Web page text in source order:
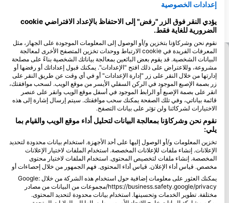
تنقسم المياه الضحلة إلى قسمين بواسطة قناة
رملية (بابا 1 وبابا 2). يبلغ ارتفاع الجزء العلوي
من الأول 15 متراً، بينما يبلغ ارتفاع الجزء الثاني
24 متراً. الجوانب المميزة للغوص هي الكمية
الهائلة من الأسماك والبيئة المرجانية الأصلية.
24 متراً. الجوانب المميزة
الهائلة من الأسماك وبيئة
إعدادات الخصوصية
يؤدي النقر فوق الزر "رفض" إلى الاحتفاظ بالإعداد الافتراضي cookie
الضرورية للغاية فقط.
نقوم نحن وشركاؤنا بتخزين و/أو الوصول إلى المعلومات الموجودة على الجهاز، مثل
المعرفات الفريدة في cookie الارتباط ووحدات تخزين المتصفح الأخرى لمعالجة
البيانات الشخصية. قد يقوم بعض البائعين بمعالجة بياناتك الشخصية بناءً على مصلحة
مشروعة، وللاعتراض على ذلك افتح "الإعدادات". يمكنك قبول إعداداتك أو رفضها أو
إدارتها من خلال النقر على زر "إدارة الإعدادات" أو في أي وقت عن طريق النقر على
زر بصمة الإصبع الموجود في الركن السفلي الأيسر من موقع الويب. لسحب موافقتك،
انقر على بصمة الإصبع أو الرابط الموجود في أسفل موقع الويب وانقر على عنصر
قائمة بياناتي، وفي تلك الصفحة يمكنك سحب موافقتك. سيتم إرسال إشارة إلى هذه
الاختيارات لشركائنا ولن تؤثر على بيانات التصفح.
نقوم نحن وشركاؤنا بمعالجة البيانات لتحليل أداء موقع الويب والقيام بما
يلي:
تخزين المعلومات و/أو الوصول إليها على أحد الأجهزة. استخدام بيانات محدودة لتحديد
الإعلانات. إنشاء ملفات للإعلانات المخصصة. استخدام الملفات لاختيار الإعلانات
المخصصة. إنشاء ملفات لتخصيص المحتوى. استخدام الملفات لاختيار محتوى
مخصص. قياس أداء الإعلان. قياس أداء المحتوى. فهم الجمهور من خلال إحصاءات أو
يمكنك العثور على معلومات إضافية حول استخدام هذه الشركة من خلال Google:
https://business.safety.google/privacy/مجموعات من البيانات من مصادر
مختلفة. تطوير الخدمات وتحسينها. استخدام بيانات محدودة لتحديد المحتوى.